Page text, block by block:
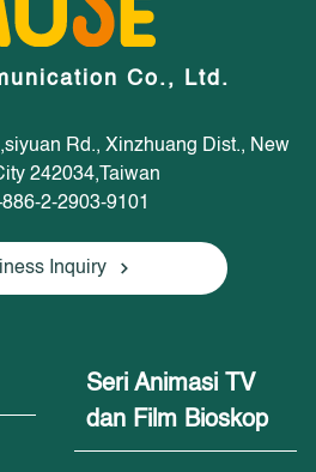
Co., Ltd.
Rd., Xinzhuang Dist., New
242034,Taiwan
2-2903-9101
Inquiry
Seri Animasi TV
dan Film Bioskop